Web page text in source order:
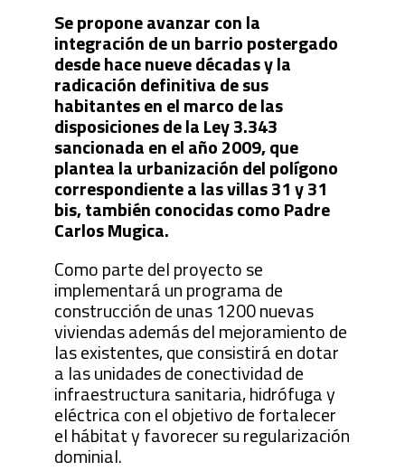
Se propone avanzar con la
integración de un barrio postergado
desde hace nueve décadas y la
radicación definitiva de sus
habitantes en el marco de las
disposiciones de la Ley 3.343
sancionada en el año 2009, que
plantea la urbanización del polígono
correspondiente a las villas 31 y 31
bis, también conocidas como Padre
Carlos Mugica.
Como parte del proyecto se
implementará un programa de
construcción de unas 1200 nuevas
viviendas además del mejoramiento de
las existentes, que consistirá en dotar
a las unidades de conectividad de
infraestructura sanitaria, hidrófuga y
eléctrica con el objetivo de fortalecer
el hábitat y favorecer su regularización
dominial.